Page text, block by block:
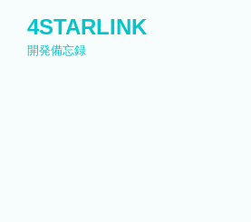
4STARLINK
開発備忘録